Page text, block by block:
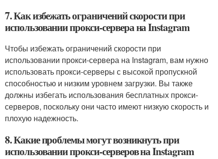
7. Как избежать ограничений скорости при
использовании прокси-сервера на Instagram
Чтобы избежать ограничений скорости при
использовании прокси-сервера на Instagram, вам нужно
использовать прокси-серверы с высокой пропускной
способностью и низким уровнем загрузки. Вы также
должны избегать использования бесплатных прокси-
серверов, поскольку они часто имеют низкую скорость и
плохую надежность.
8. Какие проблемы могут возникнуть при
использовании прокси-серверов на Instagram